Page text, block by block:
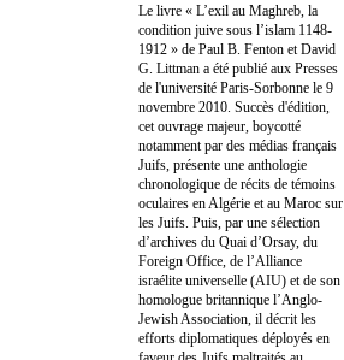
Le livre « L’exil au Maghreb, la
condition juive sous l’islam 1148-
1912 » de Paul B. Fenton et David
G. Littman a été publié aux Presses
de l'université Paris-Sorbonne le 9
novembre 2010. Succès d'édition,
cet ouvrage majeur, boycotté
notamment par des médias français
Juifs, présente une anthologie
chronologique de récits de témoins
oculaires en Algérie et au Maroc sur
les Juifs. Puis, par une sélection
d’archives du Quai d’Orsay, du
Foreign Office, de l’Alliance
israélite universelle (AIU) et de son
homologue britannique l’Anglo-
Jewish Association, il décrit les
efforts diplomatiques déployés en